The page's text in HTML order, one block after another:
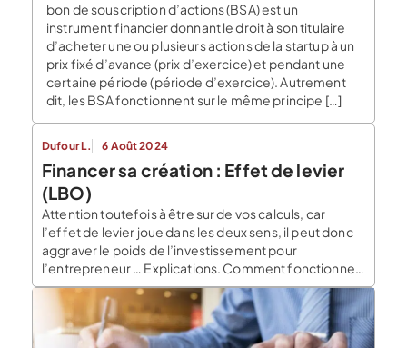
bon de souscription d’actions (BSA) est un
instrument financier donnant le droit à son titulaire
d’acheter une ou plusieurs actions de la startup à un
prix fixé d’avance (prix d’exercice) et pendant une
certaine période (période d’exercice). Autrement
dit, les BSA fonctionnent sur le même principe […]
Dufour L. 6 Août 2024
Financer sa création : Effet de levier
(LBO)
Attention toutefois à être sur de vos calculs, car
l’effet de levier joue dans les deux sens, il peut donc
aggraver le poids de l’investissement pour
l’entrepreneur … Explications. Comment fonctionne
l’effet levier lors d’un investissement ou d’un LBO ?
L’effet levier, appelé leverage aux Etats Unis, d’où le
terme LBO (leverage By Out qui […]